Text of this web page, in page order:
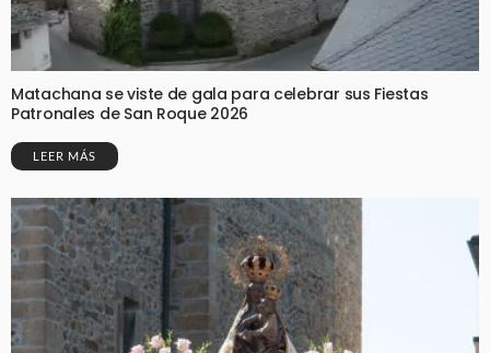
Matachana se viste de gala para celebrar sus Fiestas
Patronales de San Roque 2026
LEER MÁS